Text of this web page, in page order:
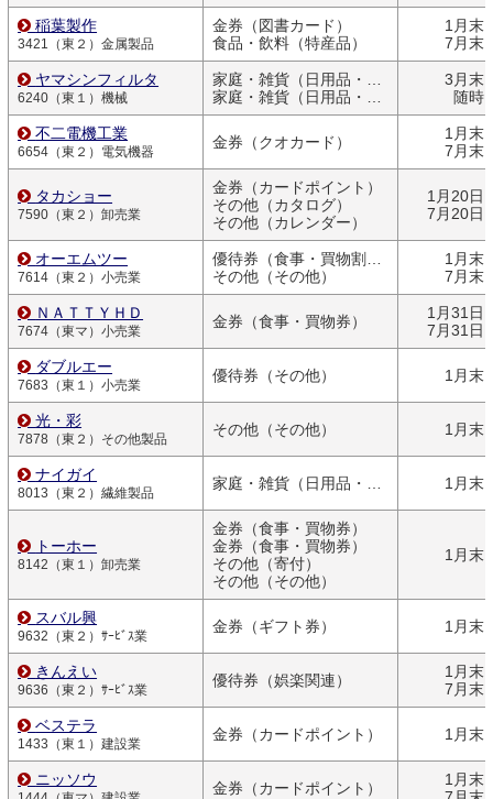
稲葉製作
3421（東２）金属製品
金券（図書カード）
食品・飲料（特産品）
1月末
7月末
ヤマシンフィルタ
6240（東１）機械
家庭・雑貨（日用品・文房具）
家庭・雑貨（日用品・文房具）
3月末
随時
不二電機工業
6654（東２）電気機器
金券（クオカード）
1月末
7月末
タカショー
7590（東２）卸売業
金券（カードポイント）
その他（カタログ）
その他（カレンダー）
1月20日
7月20日
オーエムツー
7614（東２）小売業
優待券（食事・買物割引券）
その他（その他）
1月末
7月末
ＮＡＴＴＹＨＤ
7674（東マ）小売業
金券（食事・買物券）
1月31日
7月31日
ダブルエー
7683（東１）小売業
優待券（その他） 1月末
光・彩
7878（東２）その他製品
その他（その他） 1月末
ナイガイ
8013（東２）繊維製品
家庭・雑貨（日用品・文房具） 1月末
トーホー
8142（東１）卸売業
金券（食事・買物券）
金券（食事・買物券）
その他（寄付）
その他（その他）
1月末
スバル興
9632（東２）ｻｰﾋﾞｽ業
金券（ギフト券） 1月末
きんえい
9636（東２）ｻｰﾋﾞｽ業
優待券（娯楽関連）
1月末
7月末
ベステラ
1433（東１）建設業
金券（カードポイント） 1月末
ニッソウ 金券（カードポイント）
1月末